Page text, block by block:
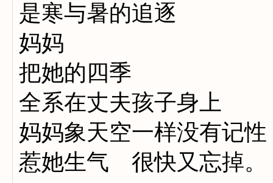
是寒与暑的追逐
妈妈
把她的四季
全系在丈夫孩子身上
妈妈象天空一样没有记性
惹她生气 很快又忘掉。